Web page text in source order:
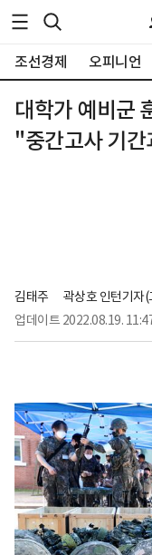
조선경제 오피니언
대학가 예비군
"중간고사 기
김태주
곽상호 인턴기자
업데이트 2022.08.19.